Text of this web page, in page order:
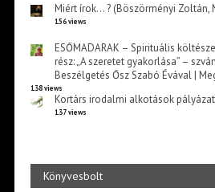
Miért írok… ? (Böszörményi Zoltán,
156 views
ESŐMADARAK – Spirituális
rész: „A szeretet gyakorlása” –
Beszélgetés Ősz Szabó Évával |
138 views
Kortárs irodalmi alkotások
137 views
Könyvesbolt